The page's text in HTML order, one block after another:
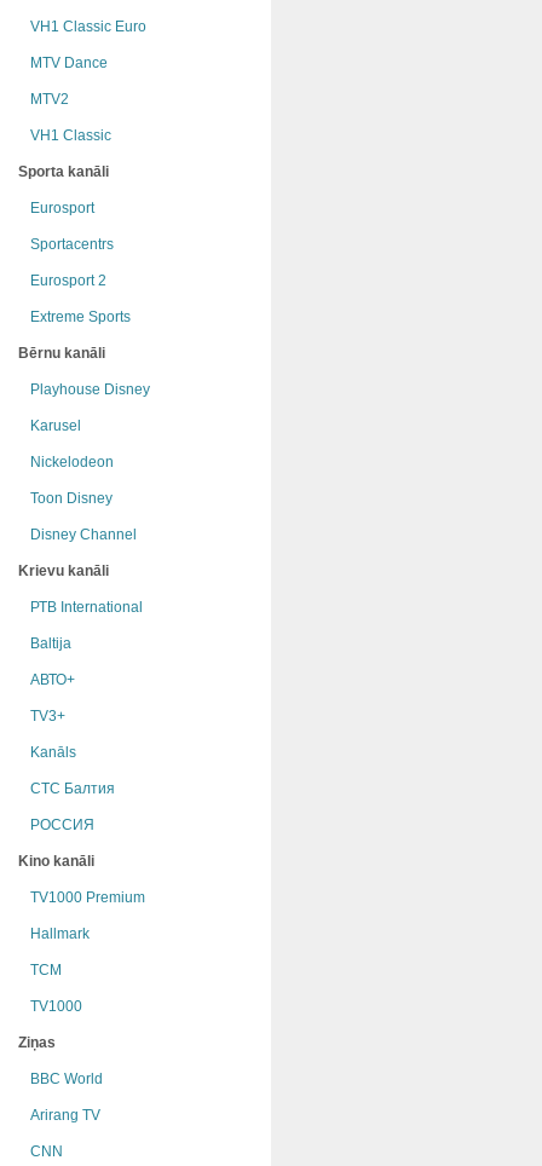
VH1 Classic Euro
MTV Dance
MTV2
VH1 Classic
Sporta kanāli
Eurosport
Sportacentrs
Eurosport 2
Extreme Sports
Bērnu kanāli
Playhouse Disney
Karusel
Nickelodeon
Toon Disney
Disney Channel
Krievu kanāli
РТB International
Baltija
АВТО+
TV3+
Kanāls
СТС Балтия
РОССИЯ
Kino kanāli
TV1000 Premium
Hallmark
TCM
TV1000
Ziņas
BBC World
Arirang TV
CNN